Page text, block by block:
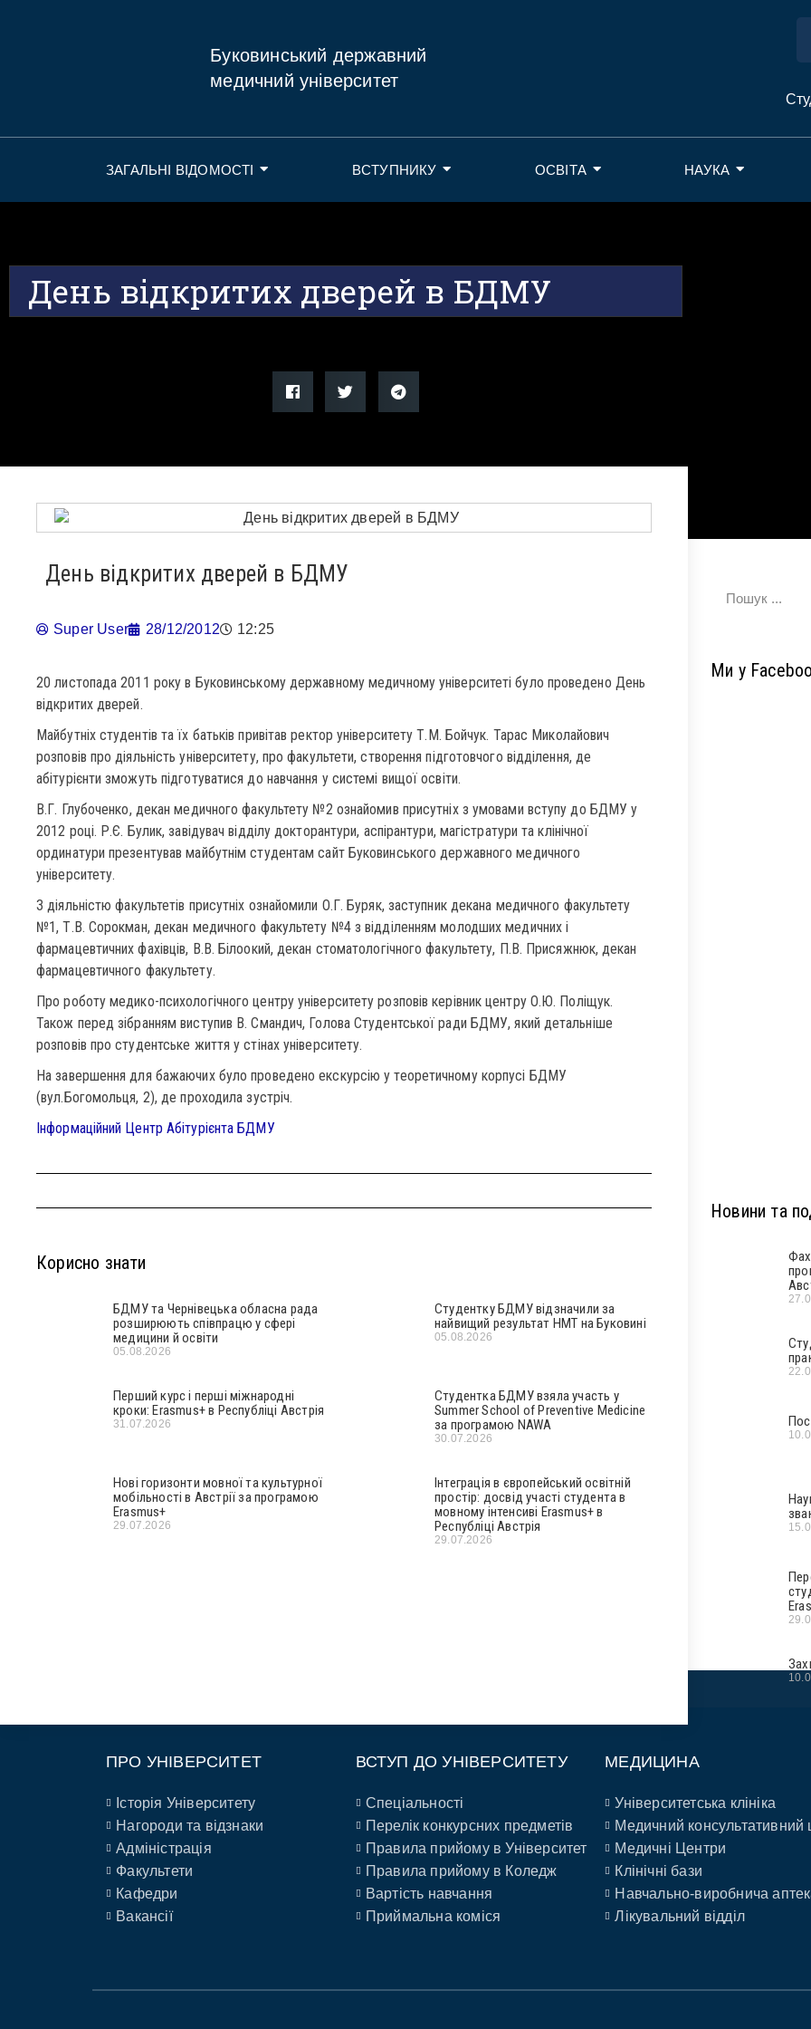
Буковинський державний
медичний університет
ЗАГАЛЬНІ ВІДОМОСТІ ВСТУПНИКУ ОСВІТА НАУКА
День відкритих дверей в БДМУ
День відкритих дверей в БДМУ
Super User 28/12/2012 12:25
20 листопада 2011 року в Буковинському державному медичному університеті було проведено День
відкритих дверей.
Майбутніх студентів та їх батьків привітав ректор університету Т.М. Бойчук. Тарас Миколайович
розповів про діяльність університету, про факультети, створення підготовчого відділення, де
абітурієнти зможуть підготуватися до навчання у системі вищої освіти.
В.Г. Глубоченко, декан медичного факультету №2 ознайомив присутніх з умовами вступу до БДМУ у
2012 році. Р.Є. Булик, завідувач відділу докторантури, аспірантури, магістратури та клінічної
ординатури презентував майбутнім студентам сайт Буковинського державного медичного
університету.
З діяльністю факультетів присутніх ознайомили О.Г. Буряк, заступник декана медичного факультету
№1, Т.В. Сорокман, декан медичного факультету №4 з відділенням молодших медичних і
фармацевтичних фахівців, В.В. Білоокий, декан стоматологічного факультету, П.В. Присяжнюк, декан
фармацевтичного факультету.
Про роботу медико-психологічного центру університету розповів керівник центру О.Ю. Поліщук.
Також перед зібранням виступив В. Смандич, Голова Студентської ради БДМУ, який детальніше
розповів про студентське життя у стінах університету.
На завершення для бажаючих було проведено екскурсію у теоретичному корпусі БДМУ
(вул.Богомольця, 2), де проходила зустріч.
Інформаційний Центр Абітурієнта БДМУ
Корисно знати
БДМУ та Чернівецька обласна рада
розширюють співпрацю у сфері
медицини й освіти
05.08.2026
Студентку БДМУ відзначили за
найвищий результат НМТ на Буковині
05.08.2026
Перший курс і перші міжнародні
кроки: Erasmus+ в Республіці Австрія
31.07.2026
Студентка БДМУ взяла участь у
Summer School of Preventive Medicine
за програмою NAWA
30.07.2026
Нові горизонти мовної та культурної
мобільності в Австрії за програмою
Erasmus+
29.07.2026
Інтеграція в європейський освітній
простір: досвід участі студента в
мовному інтенсиві Erasmus+ в
Республіці Австрія
29.07.2026
Ми у
Новини та
ПРО УНІВЕРСИТЕТ
Історія Університету
Нагороди та відзнаки
Адміністрація
Факультети
Кафедри
Вакансії
ВСТУП ДО УНІВЕРСИТЕТУ
Спеціальності
Перелік конкурсних предметів
Правила прийому в Університет
Правила прийому в Коледж
Вартість навчання
Приймальна коміся
МЕДИЦИНА
Університетська клініка
Медичний консультативний
Медичні Центри
Клінічні бази
Навчально-виробнича
Лікувальний відділ